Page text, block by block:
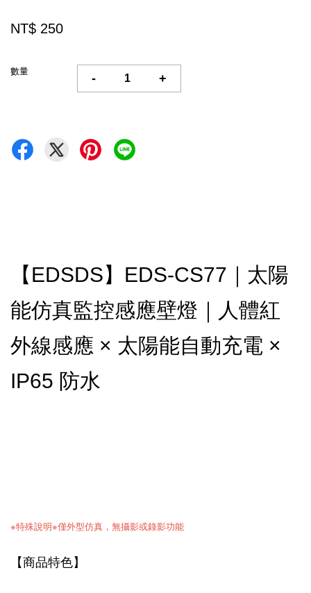
NT$ 250
數量
- +
【EDSDS】EDS-CS77｜太陽
能仿真監控感應壁燈｜人體紅
外線感應 × 太陽能自動充電 ×
IP65 防水
※特殊說明※僅外型仿真，無攝影或錄影功能
【商品特色】